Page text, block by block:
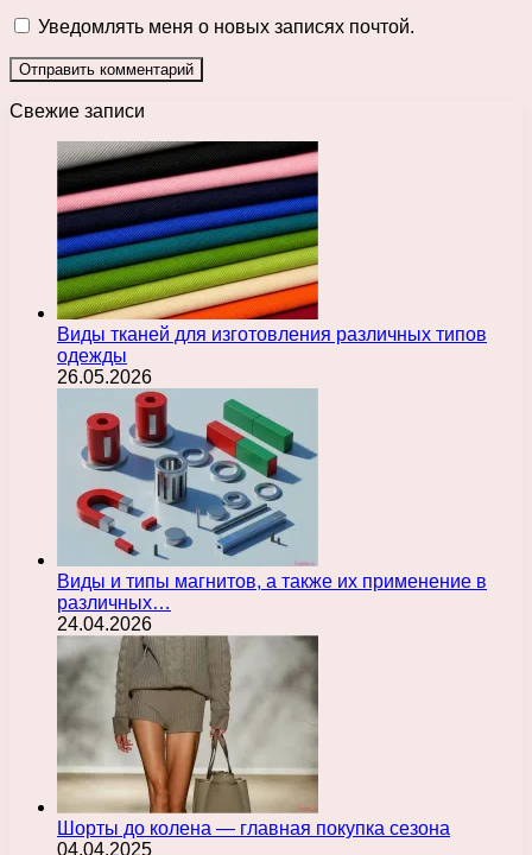
Уведомлять меня о новых записях почтой.
Свежие записи
Виды тканей для изготовления различных типов
одежды
26.05.2026
Виды и типы магнитов, а также их применение в
различных…
24.04.2026
Шорты до колена — главная покупка сезона
04.04.2025